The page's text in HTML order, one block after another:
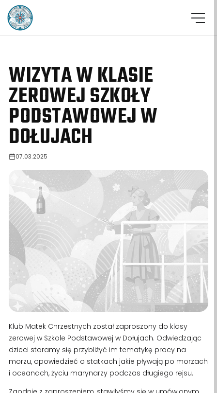
WIZYTA W KLASIE
ZEROWEJ SZKOŁY
PODSTAWOWEJ W
DOŁUJACH
07.03.2025
Klub Matek Chrzestnych został zaproszony do klasy
zerowej w Szkole Podstawowej w Dołujach. Odwiedzając
dzieci staramy się przybliżyć im tematykę pracy na
morzu, opowiedzieć o statkach jakie pływają po morzach
i oceanach, życiu marynarzy podczas długiego rejsu.